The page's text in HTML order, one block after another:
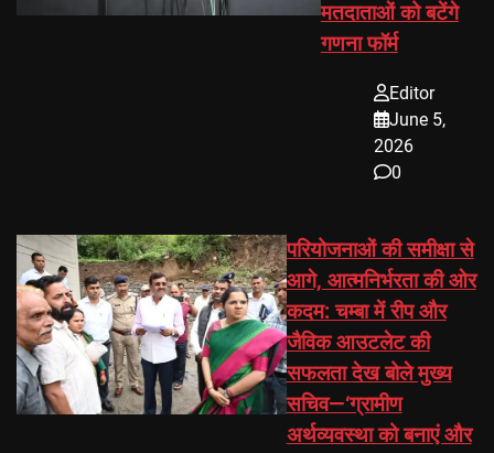
मतदाताओं को बटेंगे
गणना फॉर्म
Editor
June 5,
2026
0
परियोजनाओं की समीक्षा से
आगे, आत्मनिर्भरता की ओर
कदम: चम्बा में रीप और
जैविक आउटलेट की
सफलता देख बोले मुख्य
सचिव—‘ग्रामीण
अर्थव्यवस्था को बनाएं और